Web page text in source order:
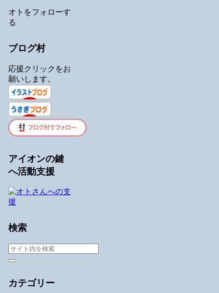
オトをフォローす
る
ブログ村
応援クリックをお
願いします。
アイオンの鍵
へ活動支援
検索
カテゴリー